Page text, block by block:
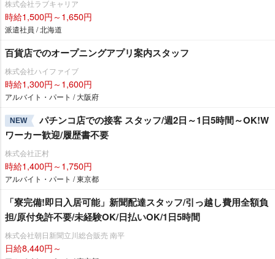
株式会社ラブキャリア
時給1,500円～1,650円
派遣社員 / 北海道
百貨店でのオープニングアプリ案内スタッフ
株式会社ハイファイブ
時給1,300円～1,600円
アルバイト・パート / 大阪府
NEW
パチンコ店での接客 スタッフ/週2日～1日5時間～OK!W
ワーカー歓迎/履歴書不要
株式会社正村
時給1,400円～1,750円
アルバイト・パート / 東京都
「寮完備!即日入居可能」新聞配達スタッフ/引っ越し費用全額負
担/原付免許不要/未経験OK/日払いOK/1日5時間
株式会社朝日新聞立川総合販売 南平
日給8,440円～